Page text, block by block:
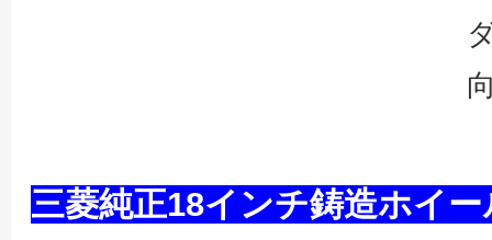
三菱純正18インチ鋳造ホイ